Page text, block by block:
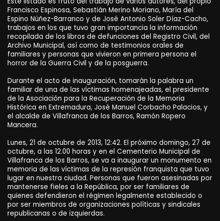
Francisco Espinosa, Sebastián Merino Moriano, María del
Espino Núñez-Barranco y de José Antonio Soler Díaz-Cacho,
trabajos en los que tuvo gran importancia la información
recopilada de los libros de defunciones del Registro Civil, del
Archivo Municipal, así como de testimonios orales de
familiares y personas que vivieron en primera persona el
horror de la Guerra Civil y de la posguerra.
Durante el acto de inauguración, tomarán la palabra un
familiar de una de las víctimas homenajeadas, el presidente
de la Asociación para la Recuperación de la Memoria
Histórica en Extremadura, José Manuel Corbacho Palacios, y
el alcalde de Villafranca de los Barros, Ramón Ropero
Mancera.
Lunes, 21 de octubre de 2013, 12:42. El próximo domingo, 27 de
octubre, a las 12.00 horas y en el Cementerio Municipal de
Villafranca de los Barros, se va a inaugurar un monumento en
memoria de las víctimas de la represión franquista que tuvo
lugar en nuestra ciudad. Personas que fueron asesinadas por
mantenerse fieles a la República, por ser familiares de
quienes defendieron el régimen legalmente establecido o
por ser miembros de organizaciones políticas y sindicales
republicanas o de izquierdas.